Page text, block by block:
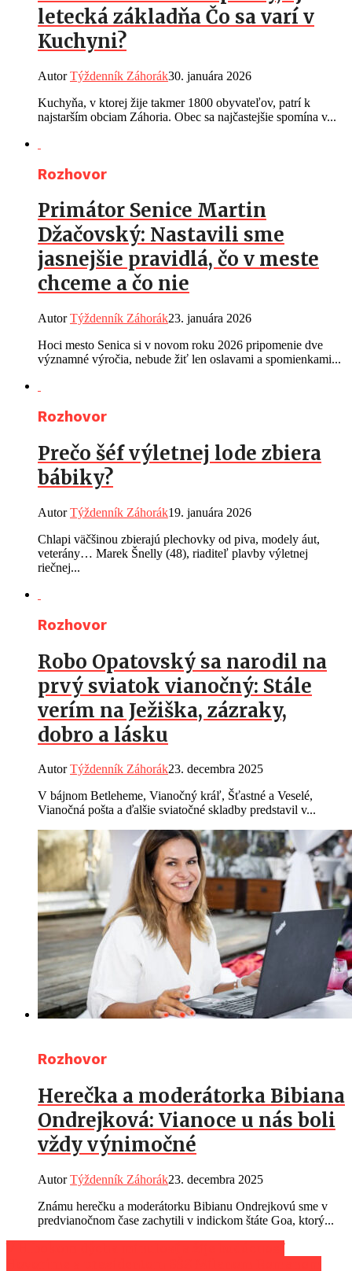
letecká základňa Čo sa varí v
Kuchyni?
AutorTýždenník Záhorák30. januára 2026
Kuchyňa, v ktorej žije takmer 1800 obyvateľov, patrí k
najstarším obciam Záhoria. Obec sa najčastejšie spomína v...
Rozhovor
Primátor Senice Martin
Džačovský: Nastavili sme
jasnejšie pravidlá, čo v meste
chceme a čo nie
AutorTýždenník Záhorák23. januára 2026
Hoci mesto Senica si v novom roku 2026 pripomenie dve
významné výročia, nebude žiť len oslavami a spomienkami...
Rozhovor
Prečo šéf výletnej lode zbiera
bábiky?
AutorTýždenník Záhorák19. januára 2026
Chlapi väčšinou zbierajú plechovky od piva, modely áut,
veterány… Marek Šnelly (48), riaditeľ plavby výletnej
riečnej...
Rozhovor
Robo Opatovský sa narodil na
prvý sviatok vianočný: Stále
verím na Ježiška, zázraky,
dobro a lásku
AutorTýždenník Záhorák23. decembra 2025
V bájnom Betleheme, Vianočný kráľ, Šťastné a Veselé,
Vianočná pošta a ďalšie sviatočné skladby predstavil v...
Rozhovor
Herečka a moderátorka Bibiana
Ondrejková: Vianoce u nás boli
vždy výnimočné
AutorTýždenník Záhorák23. decembra 2025
Známu herečku a moderátorku Bibianu Ondrejkovú sme v
predvianočnom čase zachytili v indickom štáte Goa, ktorý...